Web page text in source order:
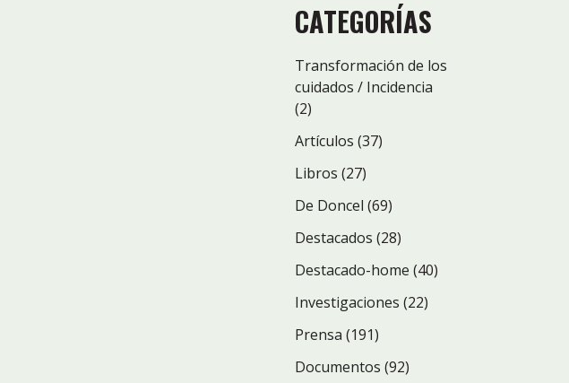
CATEGORÍAS
Transformación de los
cuidados / Incidencia
(2)
Artículos (37)
Libros (27)
De Doncel (69)
Destacados (28)
Destacado-home (40)
Investigaciones (22)
Prensa (191)
Documentos (92)